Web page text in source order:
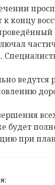
к концу
будет
при